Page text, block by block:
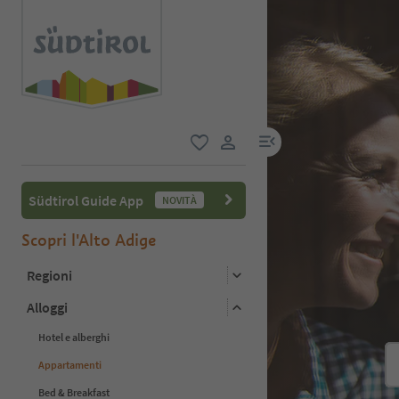
user link
menu link
Südtirol Guide App NOVITÀ
Scopri l'Alto Adige
Regioni
Alloggi
Hotel e alberghi
Appartamenti
Bed & Breakfast